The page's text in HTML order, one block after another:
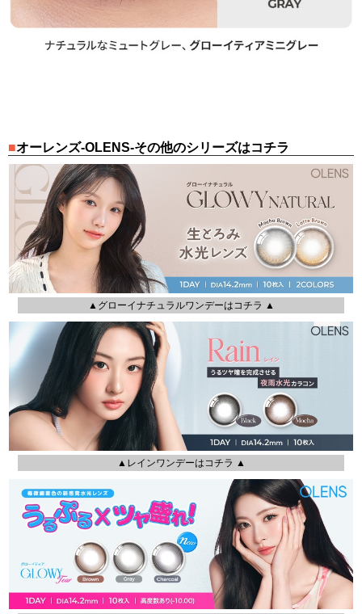
オーレンズ-OLENS-その他のシリーズはコチラ
▲グローイナチュラルワンデーはコチラ ▲
▲レインワンデーはコチラ ▲